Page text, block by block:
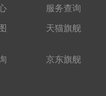
服务查询
天猫旗舰
京东旗舰